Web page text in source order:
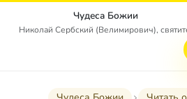
Чудеса Божии
Николай Сербский (Велимирович),